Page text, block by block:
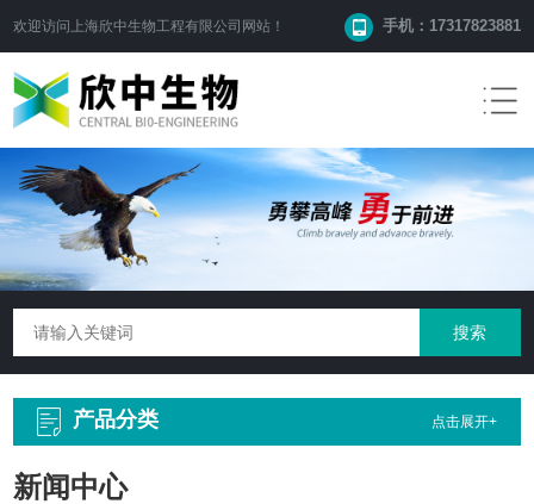
欢迎访问 上海欣中生物工程有限公司 网站！ 手机：17317823881
产品分类 点击展开+
新闻中心